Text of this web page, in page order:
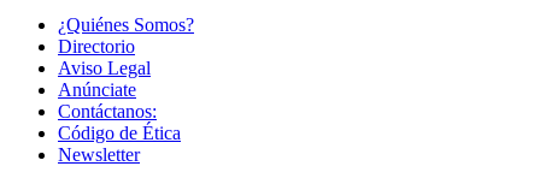
¿Quiénes Somos?
Directorio
Aviso Legal
Anúnciate
Contáctanos:
Código de Ética
Newsletter